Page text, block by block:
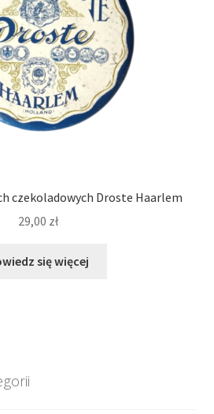
czekoladowych Droste Haarlem
29,00 zł
się więcej